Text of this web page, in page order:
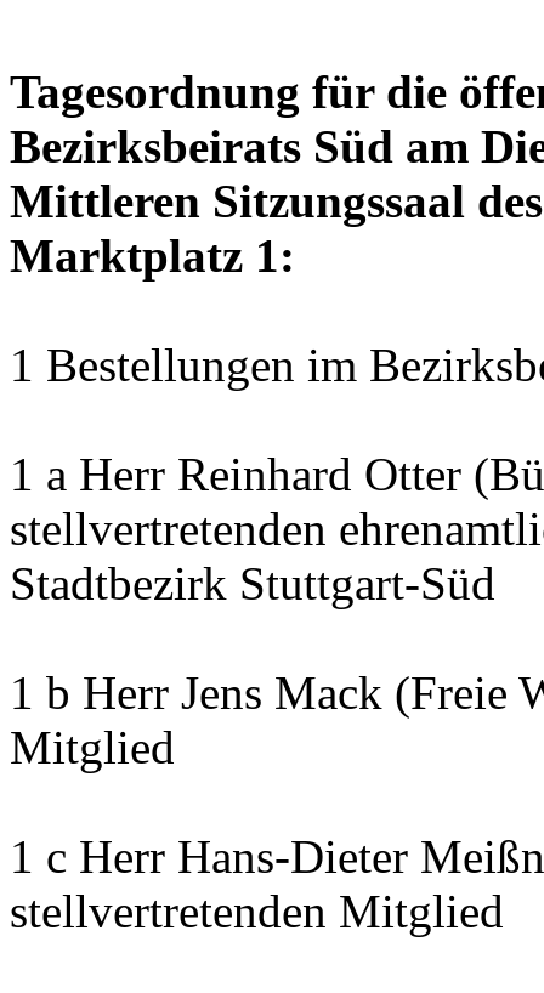
Tagesordnung für die
Bezirksbeirats Süd am
Mittleren Sitzungssaal
Marktplatz 1:
1 Bestellungen im
1 a Herr Reinhard Otter
stellvertretenden
Stadtbezirk Stuttgart-Süd
1 b Herr Jens Mack (Freie
Mitglied
1 c Herr Hans-Dieter
stellvertretenden Mitglied